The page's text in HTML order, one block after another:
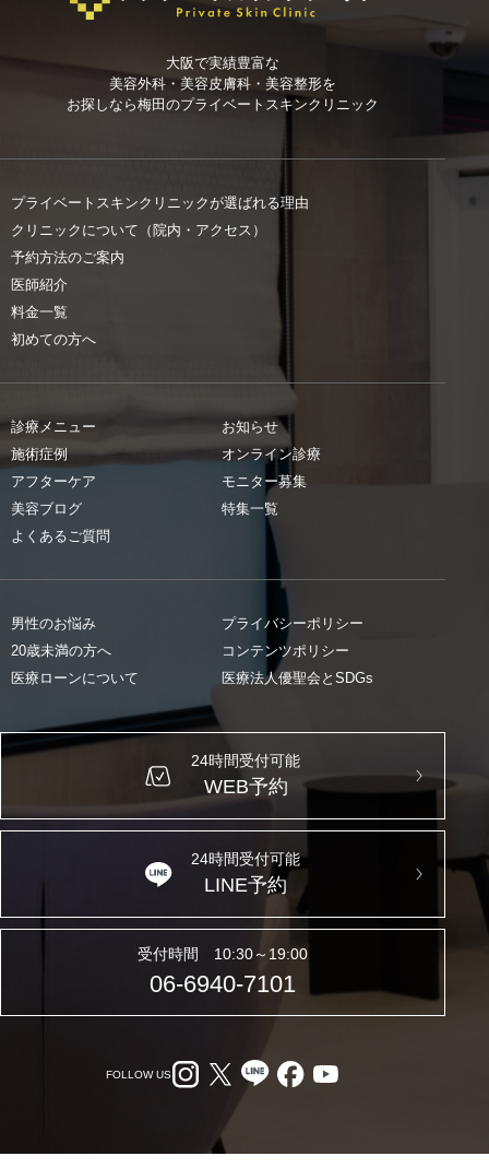
大阪で実績豊富な
美容外科・美容皮膚科・美容整形を
お探しなら梅田のプライベートスキンクリニック
プライベートスキンクリニックが選ばれる理由
クリニックについて（院内・アクセス）
予約方法のご案内
医師紹介
料金一覧
初めての方へ
診療メニュー
施術症例
アフターケア
美容ブログ
よくあるご質問
お知らせ
オンライン診療
モニター募集
特集一覧
男性のお悩み
20歳未満の方へ
医療ローンについて
プライバシーポリシー
コンテンツポリシー
医療法人優聖会とSDGs
24時間受付可能
WEB予約
24時間受付可能
LINE予約
受付時間 10:30～19:00
06-6940-7101
FOLLOW US